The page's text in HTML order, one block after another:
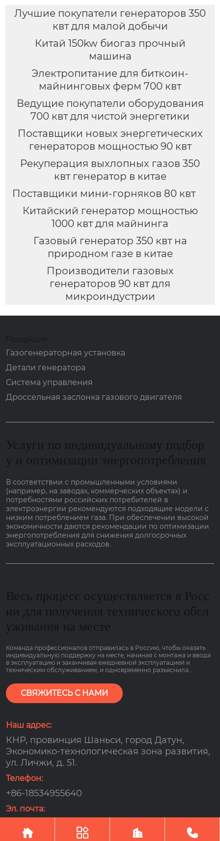
Лучшие покупатели генераторов 350
квт для малой добычи
Китай 150kw биогаз прочный
машина
Электропитание для биткоин-
майнинговых ферм 700 квт
Ведущие покупатели оборудования
700 квт для чистой энергетики
Поставщики новых энергетических
генераторов мощностью 90 квт
Рекуперация выхлопных газов 350
квт генератор в китае
Поставщики мини-горняков 80 квт
Китайский генератор мощностью
1000 квт для майнинга
Газовый генератор 350 квт на
природном газе в китае
Производители газовых
генераторов 90 квт для
микроиндустрии
Продукция
Газогенераторная установка
Детали генератора
Система управления
Дроссельная заслонка газового двигателя
Услуги по индивидуальному подбор
у и оптимизации энергопотребления
В соответствии с промышленными условиями
(например, на заводах, коммерческих объектах) и
потребностями российских потребителей в
электроэнергии рекомендуются подходящие модели с
низким потреблением газа. При обеспечении высокой
экономичности даются рекомендации по оптимизации
энергопотребления для снижения долгосрочных
эксплуатационных расходов.
Весь процесс осуществляется в Росс
ии для получения технического обсл
уживания на месте
Команда профессионалов отправилась в Россию, чтобы оказать
индивидуальную поддержку на месте, начиная с монтажа и ввода
в эксплуатацию и заканчивая ежедневной эксплуатацией и
техническим обслуживанием, и одновременно разъяснила
потреблением газа и гарантией сроком на 2 года, чтобы клиенты
могли пользоваться им болеею спокойно.
СВЯЖИТЕСЬ С НАМИ
Наш адрес:
КНР, провинция Шаньси, город Датун,
Экономико-технологическая зона развития,
ул. Личжи, д. 51.
Телефон:
+86-18534955640
Эл. почта:
Авторское право©OOO компания по управлению
   